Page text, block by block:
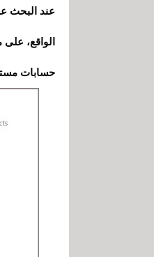
عند البحث
الواقع،
حسابات